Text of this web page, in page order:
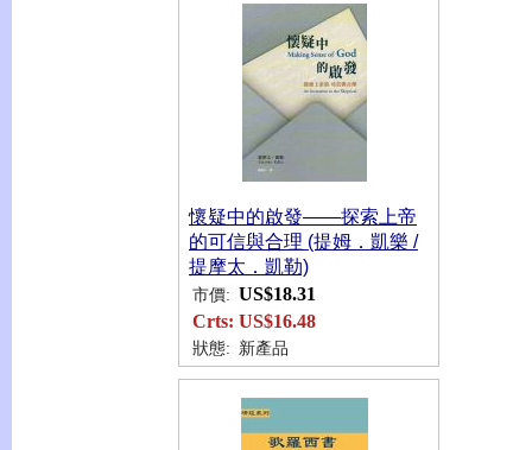
懷疑中的啟發——探索上帝
的可信與合理 (提姆．凱樂 /
提摩太．凱勒)
市價: US$18.31
Crts: US$16.48
狀態: 新產品